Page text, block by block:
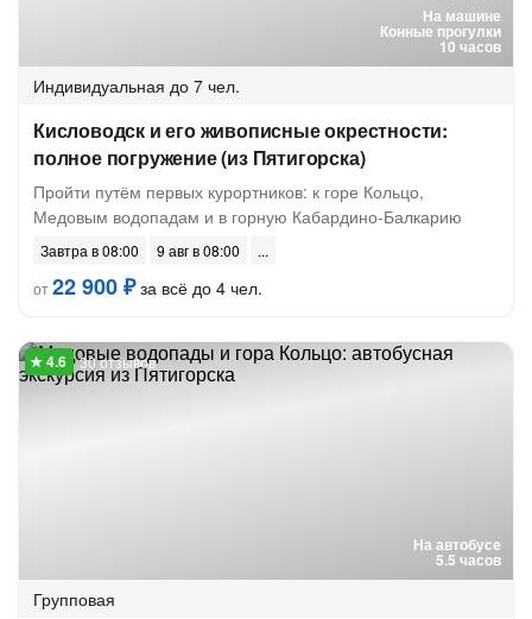
На машине
Конные прогулки
10 часов
Индивидуальная до 7 чел.
Кисловодск и его живописные окрестности:
полное погружение (из Пятигорска)
Пройти путём первых курортников: к горе Кольцо,
Медовым водопадам и в горную Кабардино-Балкарию
Завтра в 08:00
9 авг в 08:00
от22 900 ₽за всё до 4 чел.
На автобусе
5.5 часов
30 отзывов
Групповая